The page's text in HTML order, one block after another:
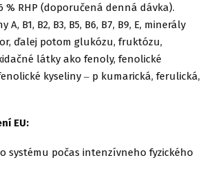
% RHP (doporučená denná dávka).
B1, B2, B3, B5, B6, B7, B9, E, minerály
ďalej potom glukózu, fruktózu,
látky ako fenoly, fenolické
kyseliny ‒ p kumarická, ferulická,
EU:
systému počas intenzívneho fyzického